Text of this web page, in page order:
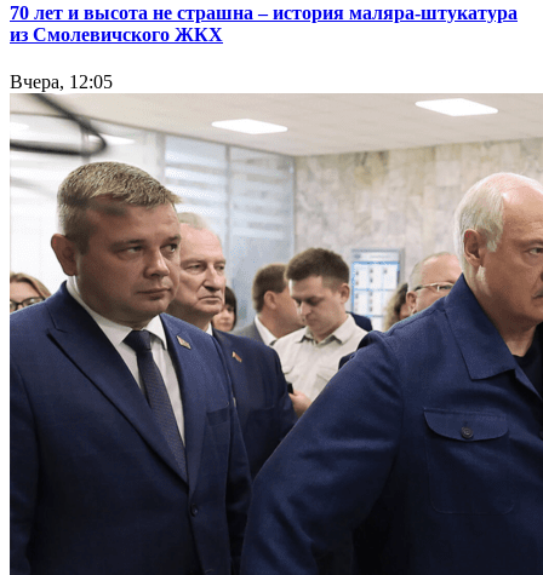
70 лет и высота не страшна – история маляра-штукатура
из Смолевичского ЖКХ
Вчера, 12:05